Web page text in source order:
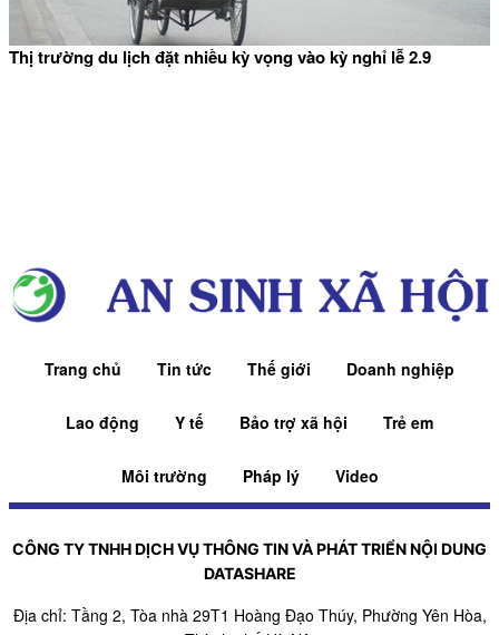
Thị trường du lịch đặt nhiều kỳ vọng vào kỳ nghỉ lễ 2.9
Trang chủ Tin tức Thế giới Doanh nghiệp
Lao động Y tế Bảo trợ xã hội Trẻ em
Môi trường Pháp lý Video
CÔNG TY TNHH DỊCH VỤ THÔNG TIN VÀ PHÁT TRIỂN NỘI DUNG
DATASHARE
Địa chỉ: Tầng 2, Tòa nhà 29T1 Hoàng Đạo Thúy, Phường Yên Hòa,